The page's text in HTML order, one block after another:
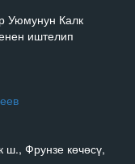
Уюмунун Калк
иштелип
ш., Фрунзе көчөсү,